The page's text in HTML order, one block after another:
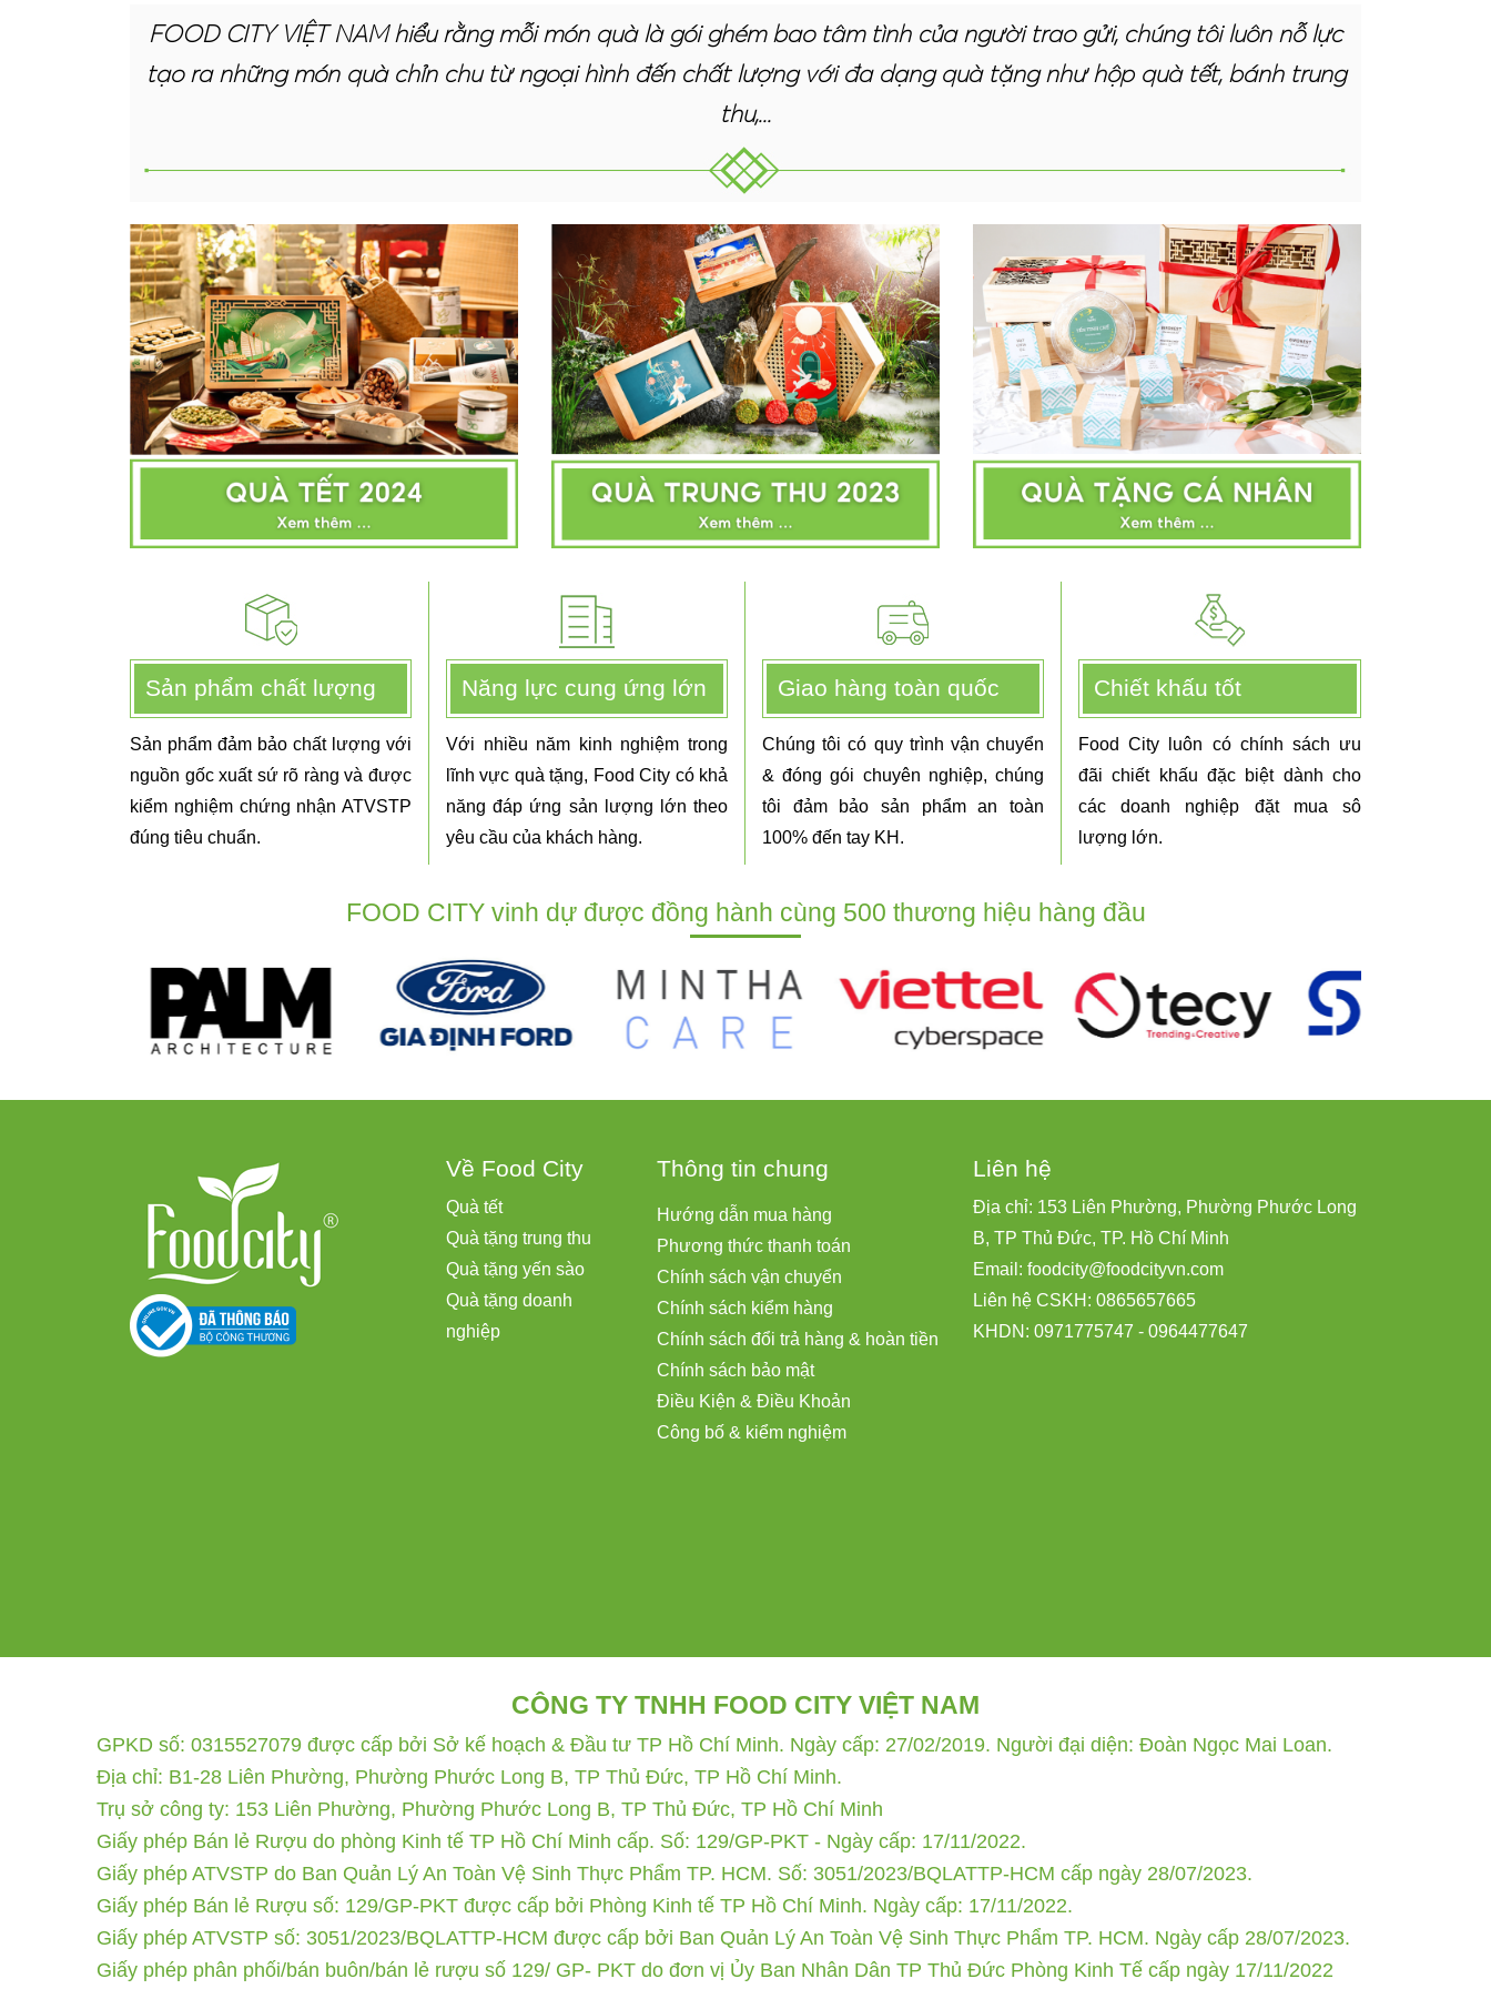
FOOD CITY VIỆT NAM hiểu rằng mỗi món quà là gói ghém bao tâm tình của người trao gửi, chúng tôi luôn nỗ lực
tạo ra những món quà chỉn chu từ ngoại hình đến chất lượng với đa dạng quà tặng như hộp quà tết, bánh trung
thu,...
Sản phẩm chất lượng
Sản phẩm đảm bảo chất lượng với
nguồn gốc xuất sứ rõ ràng và được
kiểm nghiệm chứng nhận ATVSTP
đúng tiêu chuẩn.
Năng lực cung ứng lớn
Với nhiều năm kinh nghiệm trong
lĩnh vực quà tặng, Food City có khả
năng đáp ứng sản lượng lớn theo
yêu cầu của khách hàng.
Giao hàng toàn quốc
Chúng tôi có quy trình vận chuyển
& đóng gói chuyên nghiệp, chúng
tôi đảm bảo sản phẩm an toàn
100% đến tay KH.
Chiết khấu tốt
Food City luôn có chính sách ưu
đãi chiết khấu đặc biệt dành cho
các doanh nghiệp đặt mua sô
lượng lớn.
FOOD CITY vinh dự được đồng hành cùng 500 thương hiệu hàng đầu
Về Food City
Quà tết
Quà tặng trung thu
Quà tặng yến sào
Quà tặng doanh
nghiệp
Thông tin chung
Hướng dẫn mua hàng
Phương thức thanh toán
Chính sách vận chuyển
Chính sách kiểm hàng
Chính sách đổi trả hàng & hoàn tiền
Chính sách bảo mật
Điều Kiện & Điều Khoản
Công bố & kiểm nghiệm
Liên hệ
Địa chỉ: 153 Liên Phường, Phường Phước Long
B, TP Thủ Đức, TP. Hồ Chí Minh
Email: foodcity@foodcityvn.com
Liên hệ CSKH: 0865657665
KHDN: 0971775747 - 0964477647
CÔNG TY TNHH FOOD CITY VIỆT NAM
GPKD số: 0315527079 được cấp bởi Sở kế hoạch & Đầu tư TP Hồ Chí Minh. Ngày cấp: 27/02/2019. Người đại diện: Đoàn Ngọc Mai Loan.
Địa chỉ: B1-28 Liên Phường, Phường Phước Long B, TP Thủ Đức, TP Hồ Chí Minh.
Trụ sở công ty: 153 Liên Phường, Phường Phước Long B, TP Thủ Đức, TP Hồ Chí Minh
Giấy phép Bán lẻ Rượu do phòng Kinh tế TP Hồ Chí Minh cấp. Số: 129/GP-PKT - Ngày cấp: 17/11/2022.
Giấy phép ATVSTP do Ban Quản Lý An Toàn Vệ Sinh Thực Phẩm TP. HCM. Số: 3051/2023/BQLATTP-HCM cấp ngày 28/07/2023.
Giấy phép Bán lẻ Rượu số: 129/GP-PKT được cấp bởi Phòng Kinh tế TP Hồ Chí Minh. Ngày cấp: 17/11/2022.
Giấy phép ATVSTP số: 3051/2023/BQLATTP-HCM được cấp bởi Ban Quản Lý An Toàn Vệ Sinh Thực Phẩm TP. HCM. Ngày cấp 28/07/2023.
Giấy phép phân phối/bán buôn/bán lẻ rượu số 129/ GP- PKT do đơn vị Ủy Ban Nhân Dân TP Thủ Đức Phòng Kinh Tế cấp ngày 17/11/2022